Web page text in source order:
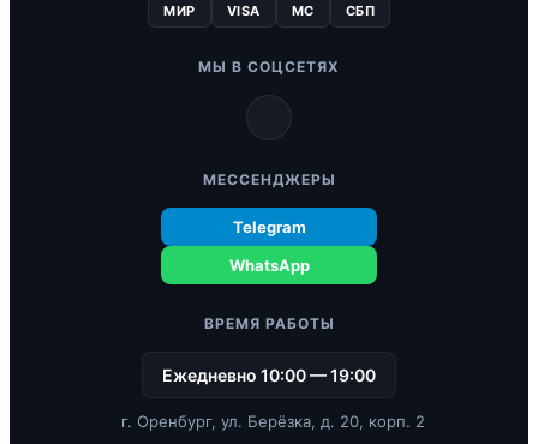
МИР VISA MC СБП
МЫ В СОЦСЕТЯХ
МЕССЕНДЖЕРЫ
Telegram
WhatsApp
ВРЕМЯ РАБОТЫ
Ежедневно 10:00 — 19:00
г. Оренбург, ул. Берёзка, д. 20, корп. 2